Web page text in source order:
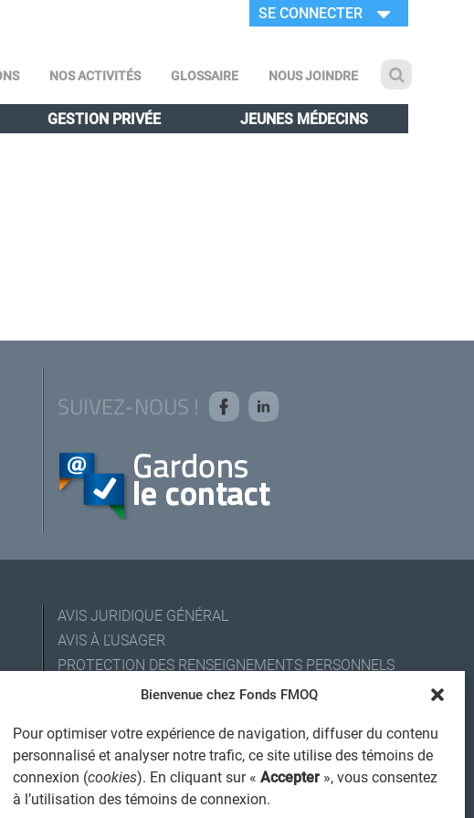
Bienvenue chez Fonds FMOQ
Pour optimiser votre expérience de navigation, diffuser du contenu
personnalisé et analyser notre trafic, ce site utilise des témoins de
connexion (cookies). En cliquant sur « Accepter », vous consentez
à l’utilisation des témoins de connexion.
SE CONNECTER
NOS ACTIVITÉS GLOSSAIRE NOUS JOINDRE
GESTION PRIVÉE JEUNES MÉDECINS
SUIVEZ-NOUS !
AVIS JURIDIQUE GÉNÉRAL
AVIS À L'USAGER
PROTECTION DES RENSEIGNEMENTS PERSONNELS
POLITIQUE DE TRAITEMENT DES PLAINTES
LIENS UTILES
ALERTE INTERNET
© 2026 Société de services financiers Fonds FMOQ inc.
Tous droits réservés.